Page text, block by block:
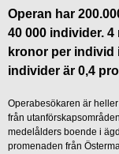
Operan har
40 000 individer. 4
kronor per individ
individer är 0,4
Operabesökaren är
från
medelålders boende i
promenaden från